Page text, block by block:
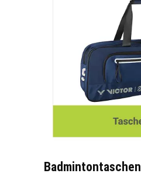
Badmintontaschen